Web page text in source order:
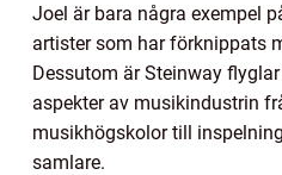
Joel är bara några exempel
artister som har förknippats
Dessutom är Steinway
aspekter av musikindustrin
musikhögskolor till
samlare.